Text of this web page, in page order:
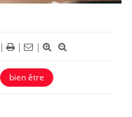
| | |
bien être